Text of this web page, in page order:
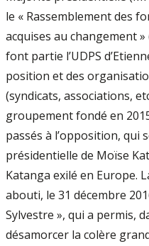
le « Rassemblement des
acquises au changement
font partie l’UDPS
position et des
(syndicats, associations,
groupement fondé en
passés à l’opposition, qui
présidentielle de Moïse
Katanga exilé en Europe.
abouti, le 31 décembre
Sylvestre », qui a permis,
désamorcer la colère